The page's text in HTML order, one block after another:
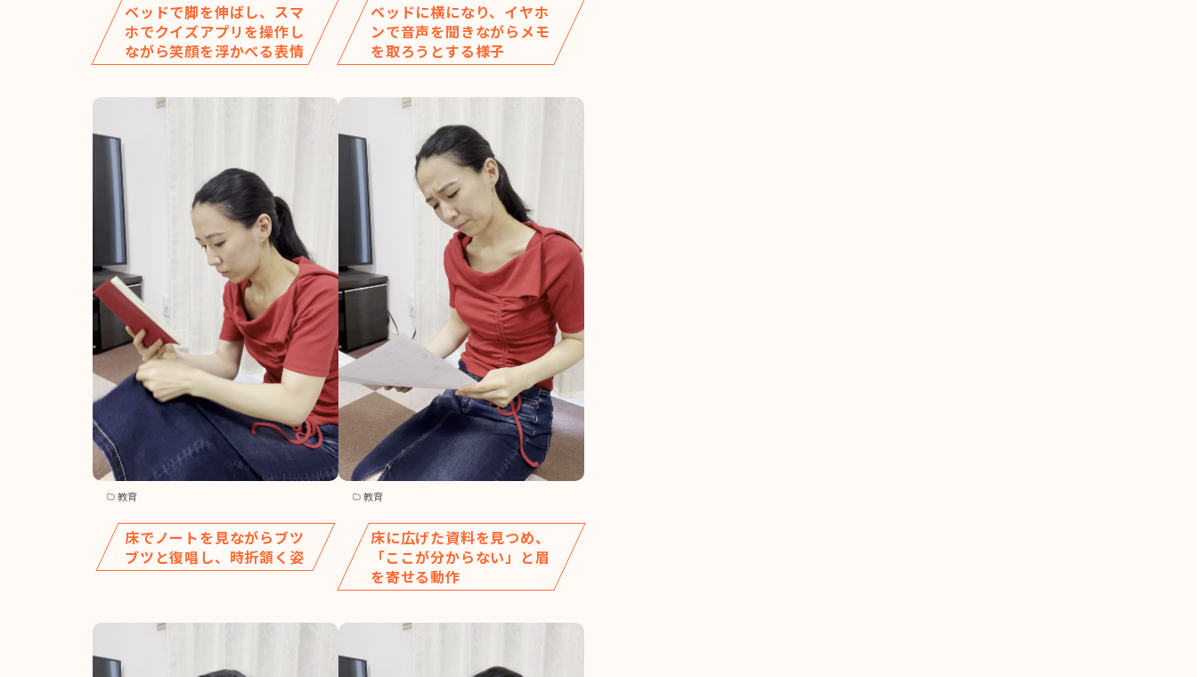
ベッドで脚を伸ばし、スマ
ホでクイズアプリを操作し
ながら笑顔を浮かべる表情
ベッドに横になり、イヤホ
ンで音声を聞きながらメモ
を取ろうとする様子
教育
床でノートを見ながらブツ
ブツと復唱し、時折頷く姿
教育
床に広げた資料を見つめ、
「ここが分からない」と眉
を寄せる動作